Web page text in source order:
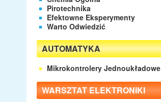
Pirotechnika
Efektowne Eksperymenty
Warto Odwiedzić
AUTOMATYKA
Mikrokontrolery Jednoukładowe
WARSZTAT ELEKTRONIKI